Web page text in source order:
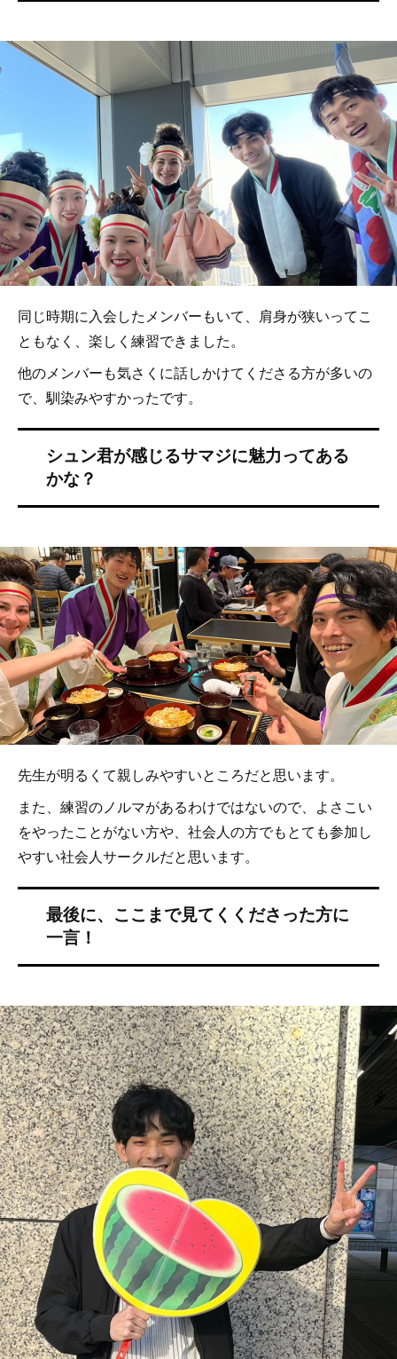
同じ時期に入会したメンバーもいて、肩身が狭いってこ
ともなく、楽しく練習できました。
他のメンバーも気さくに話しかけてくださる方が多いの
で、馴染みやすかったです。
先生が明るくて親しみやすいところだと思います。
また、練習のノルマがあるわけではないので、よさこい
をやったことがない方や、社会人の方でもとても参加し
やすい社会人サークルだと思います。